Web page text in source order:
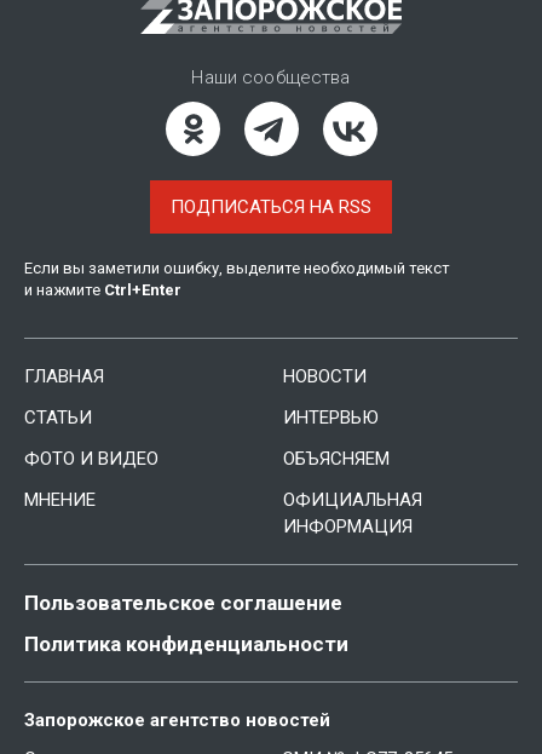
Наши сообщества
ПОДПИСАТЬСЯ НА RSS
Если вы заметили ошибку, выделите необходимый текст
и нажмите Ctrl +Enter
ГЛАВНАЯ
НОВОСТИ
СТАТЬИ
ИНТЕРВЬЮ
ФОТО И ВИДЕО
ОБЪЯСНЯЕМ
МНЕНИЕ
ОФИЦИАЛЬНАЯ
ИНФОРМАЦИЯ
Пользовательское соглашение
Политика конфиденциальности
Запорожское агентство новостей